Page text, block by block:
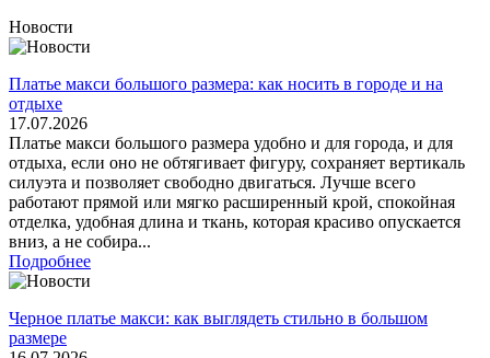
Новости
Платье макси большого размера: как носить в городе и на
отдыхе
17.07.2026
Платье макси большого размера удобно и для города, и для
отдыха, если оно не обтягивает фигуру, сохраняет вертикаль
силуэта и позволяет свободно двигаться. Лучше всего
работают прямой или мягко расширенный крой, спокойная
отделка, удобная длина и ткань, которая красиво опускается
вниз, а не собира...
Подробнее
Черное платье макси: как выглядеть стильно в большом
размере